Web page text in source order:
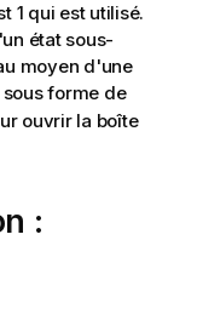
1 qui est utilisé.
état sous-
moyen d'une
forme de
ouvrir la boîte
: